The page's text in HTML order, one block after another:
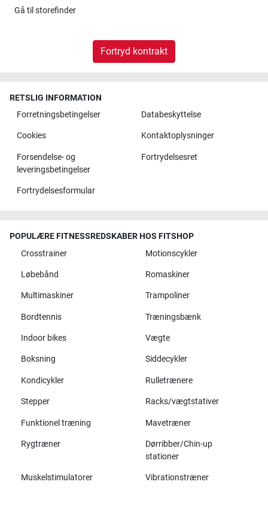
Gå til storefinder
Fortryd kontrakt
RETSLIG INFORMATION
Forretningsbetingelser
Databeskyttelse
Cookies Kontaktoplysninger
Forsendelse- og
leveringsbetingelser
Fortrydelsesret
Fortrydelsesformular
POPULÆRE FITNESSREDSKABER HOS FITSHOP
Crosstrainer
Motionscykler
Løbebånd Romaskiner
Multimaskiner Trampoliner
Bordtennis Træningsbænk
Indoor bikes Vægte
Boksning Siddecykler
Kondicykler Rulletrænere
Stepper Racks/vægtstativer
Funktionel træning Mavetræner
Rygtræner
Dørribber/Chin-up
stationer
Muskelstimulatorer Vibrationstræner